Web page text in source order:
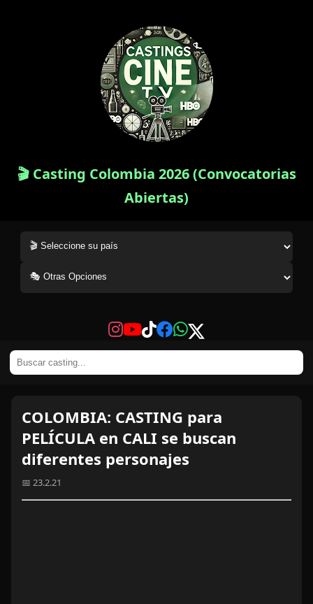
🎬 Casting Colombia 2026 (Convocatorias
Abiertas)
COLOMBIA: CASTING para
PELÍCULA en CALI se buscan
diferentes personajes
📅 23.2.21